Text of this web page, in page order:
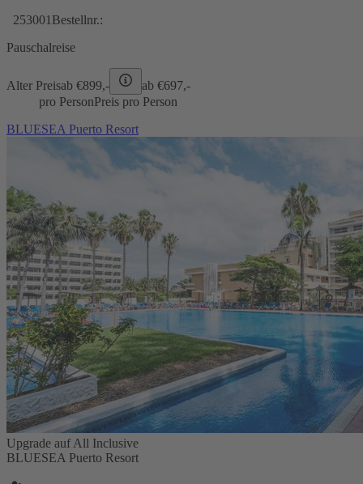
253001 Bestellnr.:
Pauschalreise
Alter Preisab €899,- ab €697,-
pro PersonPreis pro Person
BLUESEA Puerto Resort
Upgrade auf All Inclusive
BLUESEA Puerto Resort